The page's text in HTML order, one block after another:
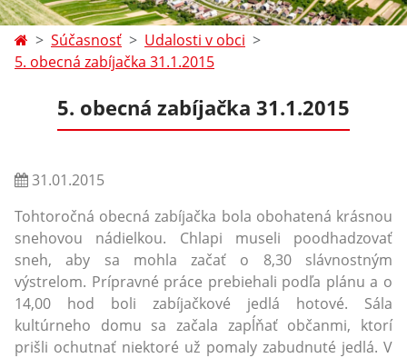
Súčasnosť
Udalosti v obci
5. obecná zabíjačka 31.1.2015
5. obecná zabíjačka 31.1.2015
31.01.2015
Tohtoročná obecná zabíjačka bola obohatená krásnou
snehovou nádielkou. Chlapi museli poodhadzovať
sneh, aby sa mohla začať o 8,30 slávnostným
výstrelom. Prípravné práce prebiehali podľa plánu a o
14,00 hod boli zabíjačkové jedlá hotové. Sála
kultúrneho domu sa začala zapĺňať občanmi, ktorí
prišli ochutnať niektoré už pomaly zabudnuté jedlá. V